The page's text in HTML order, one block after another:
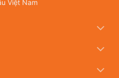
Việt Nam